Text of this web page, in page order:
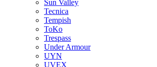
Sun Valley
Tecnica
Tempish
ToKo
Trespass
Under Armour
UYN
UVEX